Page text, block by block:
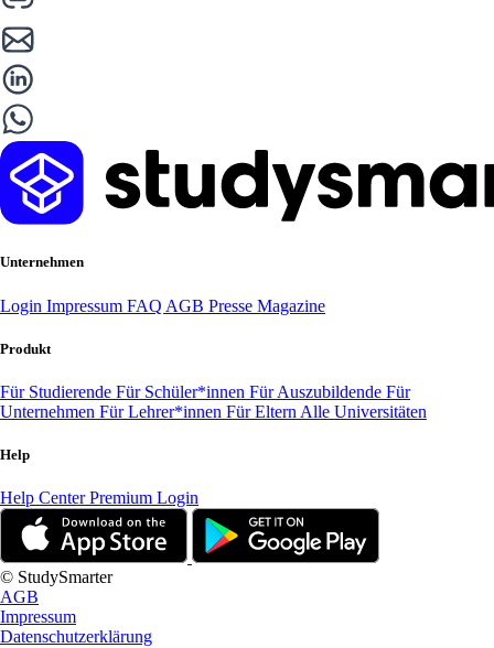
Unternehmen
Login Impressum FAQ AGB Presse Magazine
Produkt
Für Studierende Für Schüler*innen Für Auszubildende Für
Unternehmen Für Lehrer*innen Für Eltern Alle Universitäten
Help
Help CenterPremium Login
© StudySmarter
AGB
Impressum
Datenschutzerklärung